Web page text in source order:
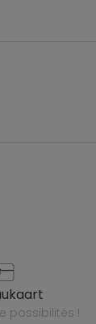
possibilités !